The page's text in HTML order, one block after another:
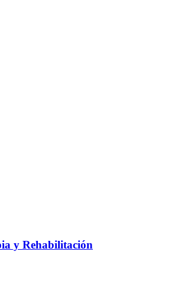
y Rehabilitación